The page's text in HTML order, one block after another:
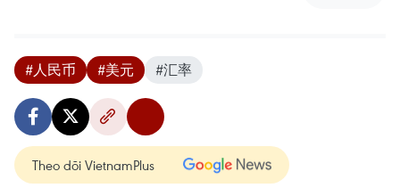
#人民币 #美元 #汇率
Theo dõi VietnamPlus